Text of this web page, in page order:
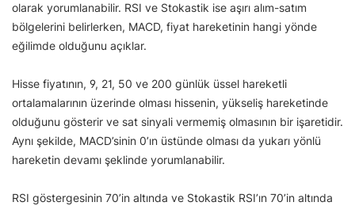
olarak yorumlanabilir. RSI ve Stokastik ise aşırı alım-satım
bölgelerini belirlerken, MACD, fiyat hareketinin hangi yönde
eğilimde olduğunu açıklar.
Hisse fiyatının, 9, 21, 50 ve 200 günlük üssel hareketli
ortalamalarının üzerinde olması hissenin, yükseliş hareketinde
olduğunu gösterir ve sat sinyali vermemiş olmasının bir işaretidir.
Aynı şekilde, MACD’sinin 0’ın üstünde olması da yukarı yönlü
hareketin devamı şeklinde yorumlanabilir.
RSI göstergesinin 70’in altında ve Stokastik RSI’ın 70’in altında